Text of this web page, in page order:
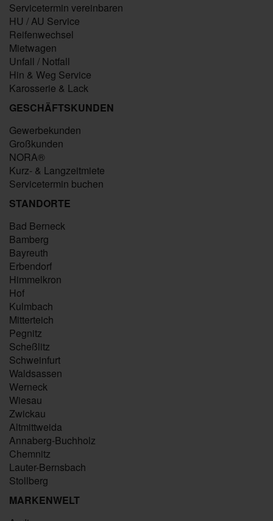
Servicetermin vereinbaren
HU / AU Service
Reifenwechsel
Mietwagen
Unfall / Notfall
Hin & Weg Service
Karosserie & Lack
GESCHÄFTSKUNDEN
Gewerbekunden
Großkunden
NORA®
Kurz- & Langzeitmiete
Servicetermin buchen
STANDORTE
Bad Berneck
Bamberg
Bayreuth
Erbendorf
Himmelkron
Hof
Kulmbach
Mitterteich
Pegnitz
Scheßlitz
Schweinfurt
Waldsassen
Werneck
Wiesau
Zwickau
Altmittweida
Annaberg-Buchholz
Chemnitz
Lauter-Bernsbach
Stollberg
MARKENWELT